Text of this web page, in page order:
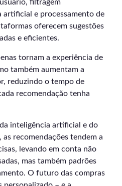
filtragem
e processamento de
oferecem sugestões
e eficientes.
tornam a experiência de
também aumentam a
reduzindo o tempo de
recomendação tenha
inteligência artificial e do
recomendações tendem a
levando em conta não
mas também padrões
O futuro das compras